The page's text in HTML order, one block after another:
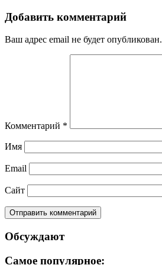
Добавить комментарий
Ваш адрес email не будет опубликован.
Комментарий *
Имя
Email
Сайт
Обсуждают
Самое популярное: